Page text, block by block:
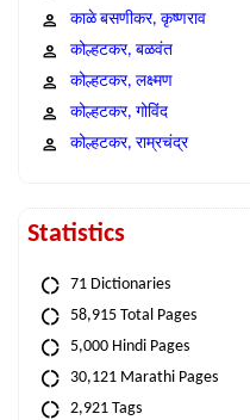
काळे बसणीकर, कृष्णराव
कोल्हटकर, बळवंत
कोल्हटकर, लक्ष्मण
कोल्हटकर, गोविंद
कोल्हटकर, राम्रचंद्र
Statistics
71 Dictionaries
58,915 Total Pages
5,000 Hindi Pages
30,121 Marathi Pages
2,921 Tags